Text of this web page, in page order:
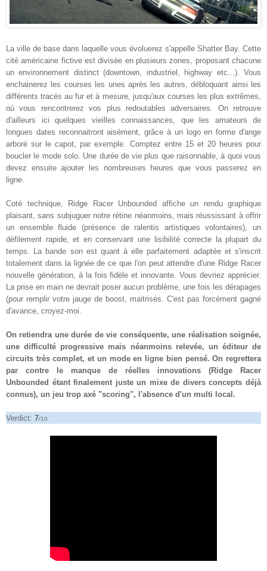
La ville de base dans laquelle vous évoluerez s'appelle Shatter Bay. Cette
cité américaine fictive est divisée en plusieurs zones, proposant chacune
un environnement distinct (downtown, industriel, highway etc...). Vous
enchainerez les courses les unes après les autres, débloquant ainsi les
différents tracés au fur et à mesure, jusqu'aux courses les plus extrêmes,
où vous rencontrerez vos plus redoutables adversaires. On retrouve
d'ailleurs ici quelques vieilles connaissances, que les amateurs de
longues dates reconnaitront aisément, grâce à un logo en forme d'ange
arboré sur le capot, par exemple. Comptez entre 15 et 20 heures pour
boucler le mode solo. Une durée de vie plus que raisonnable, à quoi vous
devez ensuite ajouter les nombreuses heures que vous passerez en
ligne.
Coté technique, Ridge Racer Unbounded affiche un rendu graphique
plaisant, sans subjuguer notre rétine néanmoins, mais réussissant à offrir
un ensemble fluide (présence de ralentis artistiques volontaires), un
défilement rapide, et en conservant une lisibilité correcte la plupart du
temps. La bande son est quant à elle parfaitement adaptée et s'inscrit
totalement dans la lignée de ce que l'on peut attendre d'une Ridge Racer
nouvelle génération, à la fois fidèle et innovante. Vous devriez apprécier.
La prise en main ne devrait poser aucun problème, une fois les dérapages
(pour remplir votre jauge de boost, maitrisés. C'est pas forcément gagné
d'avance, croyez-moi.
On retiendra une durée de vie conséquente, une réalisation soignée,
une difficulté progressive mais néanmoins relevée, un éditeur de
circuits très complet, et un mode en ligne bien pensé. On regrettera
par contre le manque de réelles innovations (Ridge Racer
Unbounded étant finalement juste un mixe de divers concepts déjà
connus), un jeu trop axé "scoring", l'absence d'un multi local.
Verdict: 7/10